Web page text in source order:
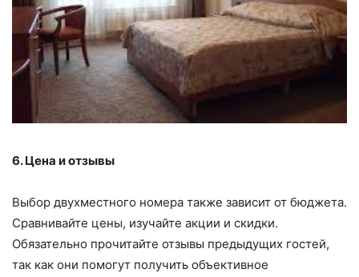
6. Цена и отзывы
Выбор двухместного номера также зависит от бюджета.
Сравнивайте цены, изучайте акции и скидки.
Обязательно прочитайте отзывы предыдущих гостей,
так как они помогут получить объективное